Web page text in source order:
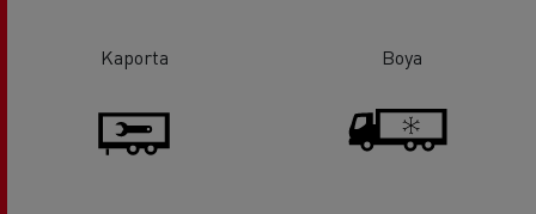
Kaporta Boya